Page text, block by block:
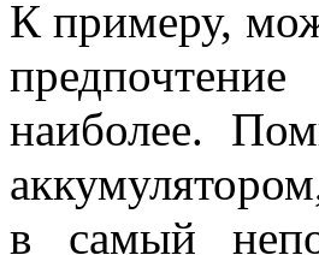
К примеру,
наиболее.
в самый